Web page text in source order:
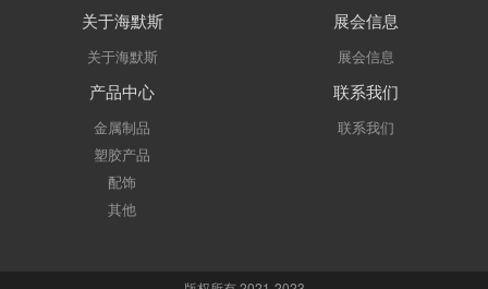
关于海默斯
关于海默斯
展会信息
展会信息
产品中心
金属制品
塑胶产品
配饰
其他
联系我们
联系我们